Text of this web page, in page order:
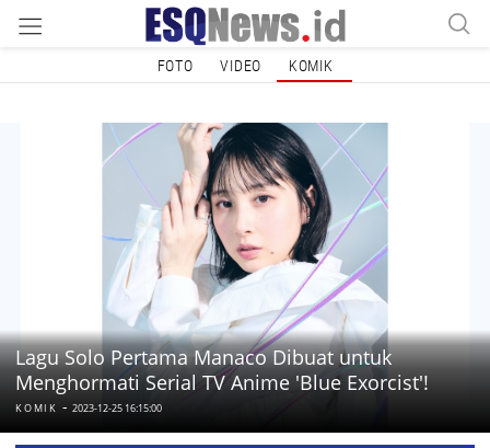
FOTO VIDEO KOMIK
Lagu Solo Pertama Manaco Dibuat untuk
Menghormati Serial TV Anime 'Blue Exorcist'!
KOMIK -2023-12-25 16:15:00